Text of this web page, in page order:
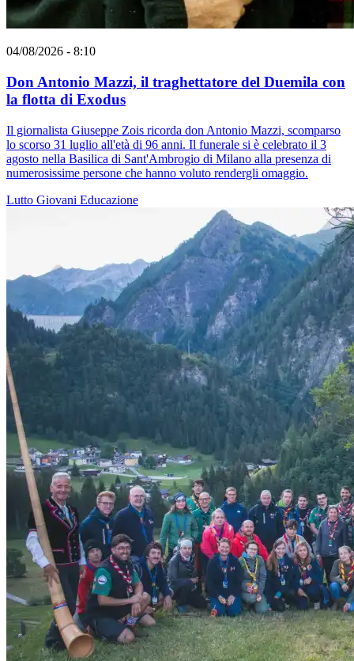
04/08/2026 - 8:10
Don Antonio Mazzi, il traghettatore del Duemila con
la flotta di Exodus
Il giornalista Giuseppe Zois ricorda don Antonio Mazzi, scomparso
lo scorso 31 luglio all'età di 96 anni. Il funerale si è celebrato il 3
agosto nella Basilica di Sant'Ambrogio di Milano alla presenza di
numerosissime persone che hanno voluto rendergli omaggio.
Lutto Giovani Educazione